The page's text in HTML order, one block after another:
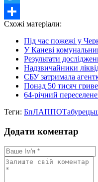
Twitter
Share
Схожі матеріали:
Під час пожежі у
У Каневі
Результати
Надзвичайники
СБУ затримала
Понад 50 тисяч
64-річний
Теги: БпЛАППОТабурець
Додати коментар